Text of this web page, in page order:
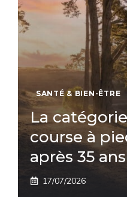
SANTÉ & BIEN-ÊTRE
La
course à
après 35 ans
17/07/2026